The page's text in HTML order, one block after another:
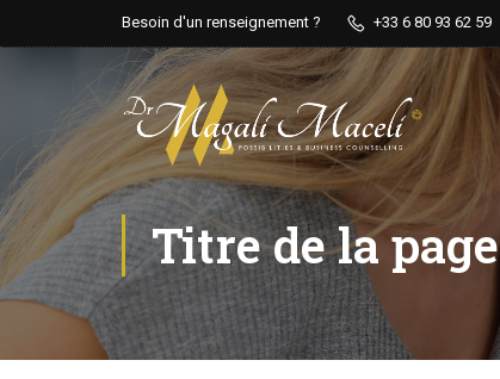
Besoin d'un renseignement ? +33 6 80 93 62 59
Titre de la page